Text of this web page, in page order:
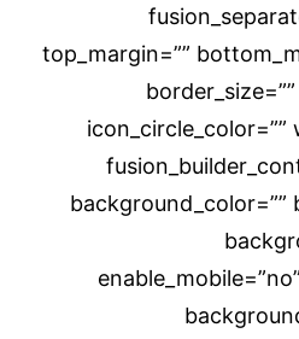
top_margin=””
icon_circle_color=””
class=”” id=””/]
background_color=””